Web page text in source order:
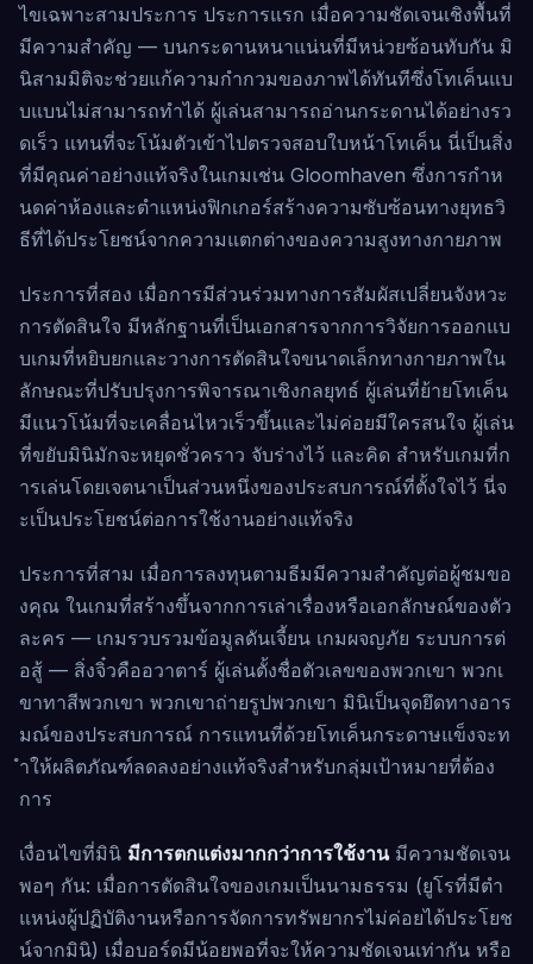
ไขเฉพาะสามประการ ประการแรก เมื่อความชัดเจนเชิงพื้นที่
มีความสำคัญ — บนกระดานหนาแน่นที่มีหน่วยซ้อนทับกัน มิ
นิสามมิติจะช่วยแก้ความกำกวมของภาพได้ทันทีซึ่งโทเค็นแบ
บแบนไม่สามารถทำได้ ผู้เล่นสามารถอ่านกระดานได้อย่างรว
ดเร็ว แทนที่จะโน้มตัวเข้าไปตรวจสอบใบหน้าโทเค็น นี่เป็นสิ่ง
ที่มีคุณค่าอย่างแท้จริงในเกมเช่น Gloomhaven ซึ่งการกำห
นดค่าห้องและตำแหน่งฟิกเกอร์สร้างความซับซ้อนทางยุทธวิ
ธีที่ได้ประโยชน์จากความแตกต่างของความสูงทางกายภาพ
ประการที่สอง เมื่อการมีส่วนร่วมทางการสัมผัสเปลี่ยนจังหวะ
การตัดสินใจ มีหลักฐานที่เป็นเอกสารจากการวิจัยการออกแบ
บเกมที่หยิบยกและวางการตัดสินใจขนาดเล็กทางกายภาพใน
ลักษณะที่ปรับปรุงการพิจารณาเชิงกลยุทธ์ ผู้เล่นที่ย้ายโทเค็น
มีแนวโน้มที่จะเคลื่อนไหวเร็วขึ้นและไม่ค่อยมีใครสนใจ ผู้เล่น
ที่ขยับมินิมักจะหยุดชั่วคราว จับร่างไว้ และคิด สำหรับเกมที่ก
ารเล่นโดยเจตนาเป็นส่วนหนึ่งของประสบการณ์ที่ตั้งใจไว้ นี่จ
ะเป็นประโยชน์ต่อการใช้งานอย่างแท้จริง
ประการที่สาม เมื่อการลงทุนตามธีมมีความสำคัญต่อผู้ชมขอ
งคุณ ในเกมที่สร้างขึ้นจากการเล่าเรื่องหรือเอกลักษณ์ของตัว
ละคร — เกมรวบรวมข้อมูลดันเจี้ยน เกมผจญภัย ระบบการต่
อสู้ — สิ่งจิ๋วคืออวาตาร์ ผู้เล่นตั้งชื่อตัวเลขของพวกเขา พวกเ
ขาทาสีพวกเขา พวกเขาถ่ายรูปพวกเขา มินิเป็นจุดยึดทางอาร
มณ์ของประสบการณ์ การแทนที่ด้วยโทเค็นกระดาษแข็งจะท
ำให้ผลิตภัณฑ์ลดลงอย่างแท้จริงสำหรับกลุ่มเป้าหมายที่ต้อง
การ
เงื่อนไขที่มินิ มีการตกแต่งมากกว่าการใช้งานมีความชัดเจน
พอๆ กัน: เมื่อการตัดสินใจของเกมเป็นนามธรรม (ยูโรที่มีตำ
แหน่งผู้ปฏิบัติงานหรือการจัดการทรัพยากรไม่ค่อยได้ประโยช
น์จากมินิ) เมื่อบอร์ดมีน้อยพอที่จะให้ความชัดเจนเท่ากัน หรือ